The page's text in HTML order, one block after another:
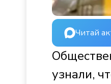
Читай
узнали,